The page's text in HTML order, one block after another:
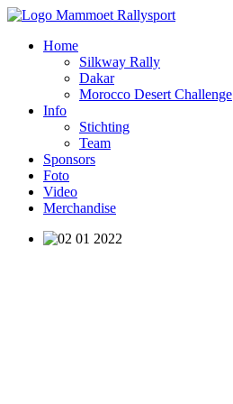
Home
Silkway Rally
Dakar
Morocco Desert Challenge
Info
Stichting
Team
Sponsors
Foto
Video
Merchandise